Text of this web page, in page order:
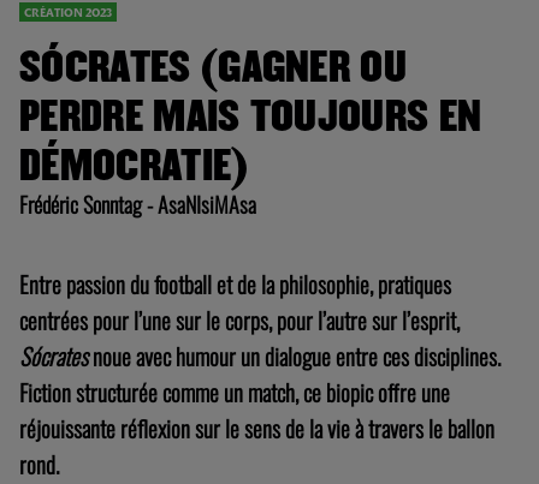
CRÉATION 2023
SÓCRATES (GAGNER OU
PERDRE MAIS TOUJOURS EN
DÉMOCRATIE)
Frédéric Sonntag - AsaNIsiMAsa
Entre passion du football et de la philosophie, pratiques
centréespour l’une sur le corps, pour l’autre sur l’esprit,
Sócratesnoue avechumour un dialogue entre ces disciplines.
Fiction structurée commeun match, ce biopic offre une
réjouissante réflexion sur le sens de lavie à travers le ballon
rond.